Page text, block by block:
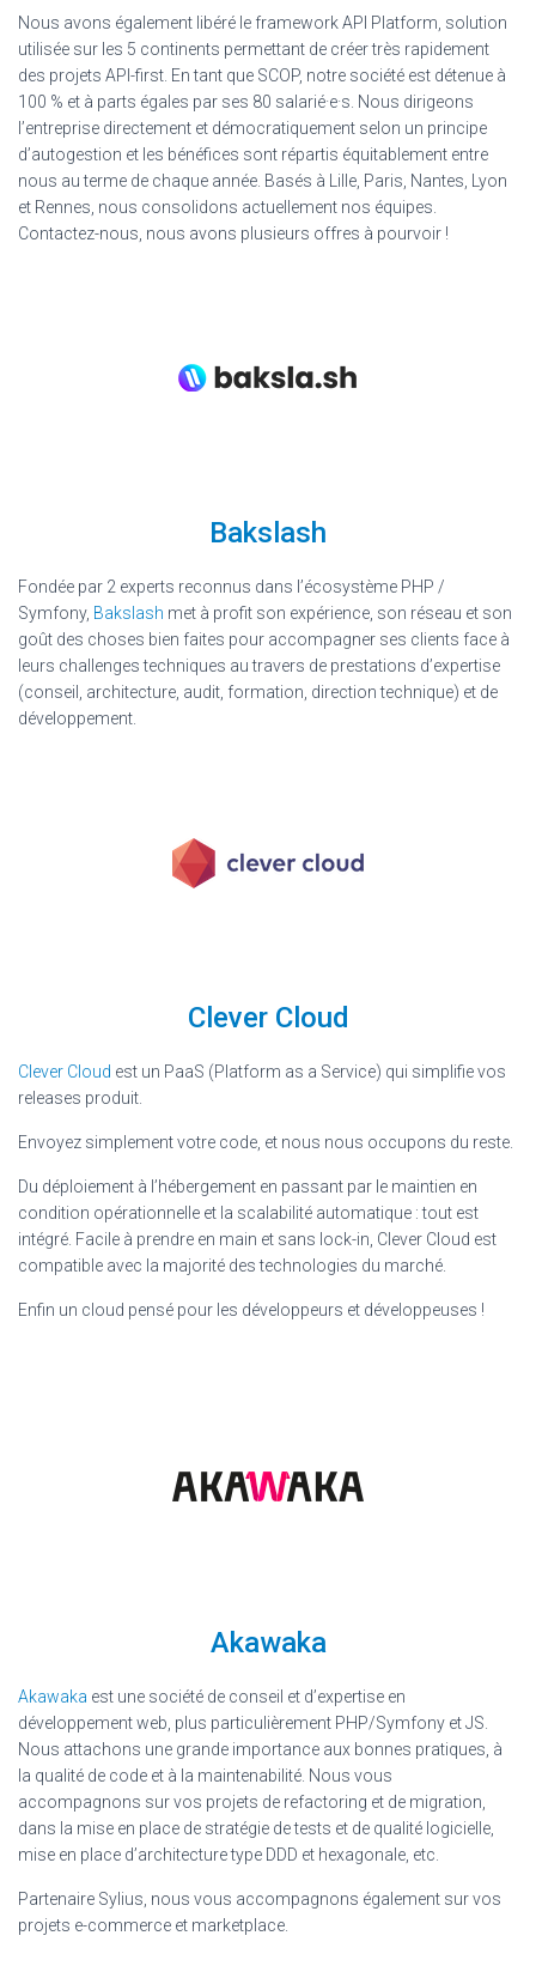
Nous avons également libéré le framework API Platform, solution
utilisée sur les 5 continents permettant de créer très rapidement
des projets API-first. En tant que SCOP, notre société est détenue à
100 % et à parts égales par ses 80 salarié·e·s. Nous dirigeons
l’entreprise directement et démocratiquement selon un principe
d’autogestion et les bénéfices sont répartis équitablement entre
nous au terme de chaque année. Basés à Lille, Paris, Nantes, Lyon
et Rennes, nous consolidons actuellement nos équipes.
Contactez-nous, nous avons plusieurs offres à pourvoir !
Bakslash
Fondée par 2 experts reconnus dans l’écosystème PHP /
Symfony, Bakslash met à profit son expérience, son réseau et son
goût des choses bien faites pour accompagner ses clients face à
leurs challenges techniques au travers de prestations d’expertise
(conseil, architecture, audit, formation, direction technique) et de
développement.
Clever Cloud
Clever Cloud est un PaaS (Platform as a Service) qui simplifie vos
releases produit.
Envoyez simplement votre code, et nous nous occupons du reste.
Du déploiement à l’hébergement en passant par le maintien en
condition opérationnelle et la scalabilité automatique : tout est
intégré. Facile à prendre en main et sans lock-in, Clever Cloud est
compatible avec la majorité des technologies du marché.
Enfin un cloud pensé pour les développeurs et développeuses !
Akawaka
Akawaka est une société de conseil et d’expertise en
développement web, plus particulièrement PHP/Symfony et JS.
Nous attachons une grande importance aux bonnes pratiques, à
la qualité de code et à la maintenabilité. Nous vous
accompagnons sur vos projets de refactoring et de migration,
dans la mise en place de stratégie de tests et de qualité logicielle,
mise en place d’architecture type DDD et hexagonale, etc.
Partenaire Sylius, nous vous accompagnons également sur vos
projets e-commerce et marketplace.